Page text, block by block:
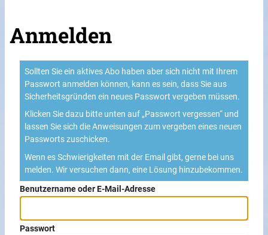
Anmelden
Sollten Sie ein aktives Abo haben aber sich nicht mit Ihrem
Passwort anmelden können, kann es sein, dass Sie aus
Sicherheitsgründen ein neues Passwort vergeben müssen.
Klicken Sie dazu bitte unten auf „Passwort vergessen“ und
lassen Sie sich die Anweisungen zum vergeben eines neuen
Passworts zuschicken.
Wenn es Schwierigkeiten mit der Email gibt, gerne bei uns
melden. Wir versuchen dann, eine Lösung hinzubekommen.
Benutzername oder E-Mail-Adresse
Passwort